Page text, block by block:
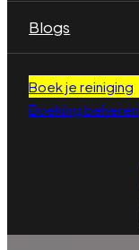
Blogs
Boek je reiniging
Boeking beheren